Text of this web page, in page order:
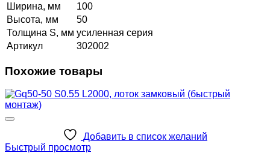
Ширина, мм
100
Высота, мм
50
Толщина S, мм усиленная серия
Артикул
302002
Похожие товары
Добавить в список желаний
Быстрый просмотр